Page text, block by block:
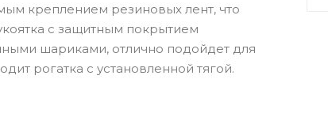
креплением резиновых лент, что
с защитным покрытием
шариками, отлично подойдет для
рогатка с установленной тягой.